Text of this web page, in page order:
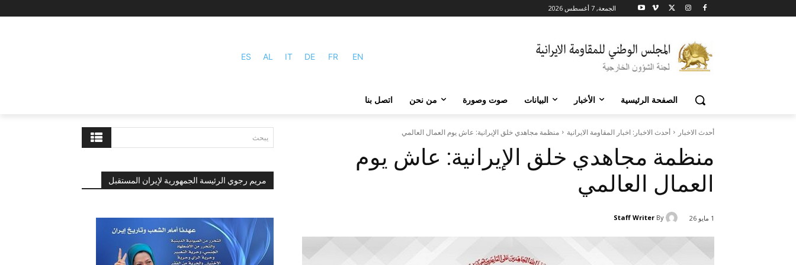
الجمعة, 7 أغسطس 2026
ES AL IT DE FR EN
الصفحة الرئيسية الأخبار البيانات صوت وصورة من نحن اتصل بنا
يبحث
مريم رجوي الرئيسة الجمهورية لإيران المستقبل
أحدث الاخبار أحدث الاخبار: اخبار المقاومة الايرانية منظمة مجاهدي خلق الإيرانية: عاش يوم العمال العالمي
منظمة مجاهدي خلق الإيرانية: عاش يوم
العمال العالمي
1 مايو 26 By
Staff Writer